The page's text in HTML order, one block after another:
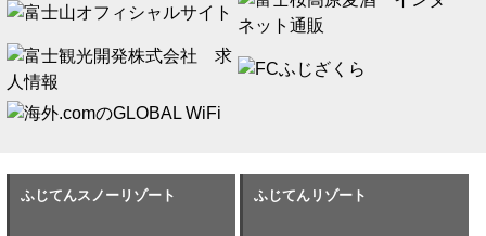
ふじてんスノーリゾート ふじてんリゾート